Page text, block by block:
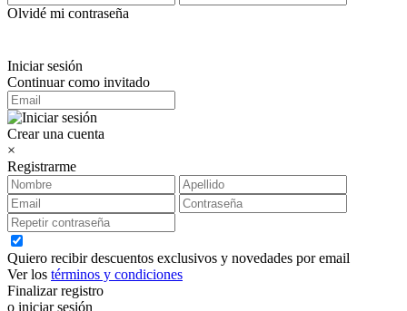
Olvidé mi contraseña
Iniciar sesión
Continuar como invitado
Crear una cuenta
×
Registrarme
Quiero recibir descuentos exclusivos y novedades por email
Ver los términos y condiciones
Finalizar registro
o iniciar sesión